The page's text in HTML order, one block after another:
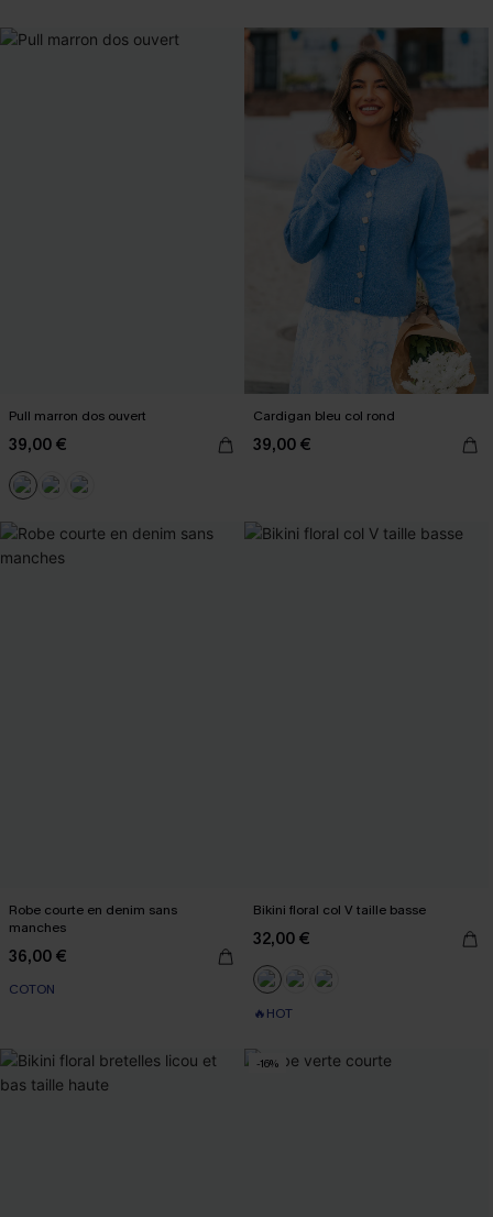
Pull marron dos ouvert
39,00 €
Cardigan bleu col rond
39,00 €
Robe courte en denim sans
manches
36,00 €
COTON
Bikini floral col V taille basse
32,00 €
🔥HOT
-16%